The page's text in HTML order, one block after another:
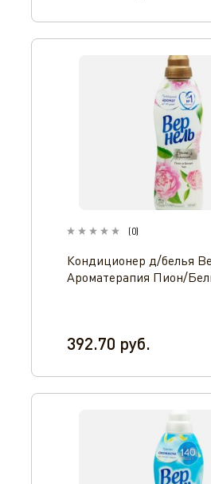
(0)
Кондиционер д/белья
Ароматерапия Пион/
392.70 руб.